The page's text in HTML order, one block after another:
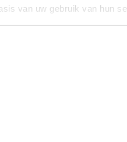
van uw gebruik van hun